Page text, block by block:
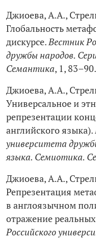
Джиоева, А.А.,
Глобальность
дискурсе.Вестник
дружбы народов.
Семантика, 1, 83–90.
Джиоева, А.А.,
Универсальное и
репрезентации
английского языка).
университета
языка. Семиотика.
Джиоева, А.А.,
Репрезентация
в англоязычном
отражение
Российского